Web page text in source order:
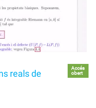
reals de
Accés
obert